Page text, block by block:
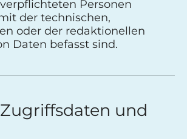
Personen
der technischen,
oder der redaktionellen
Daten befasst sind.
und